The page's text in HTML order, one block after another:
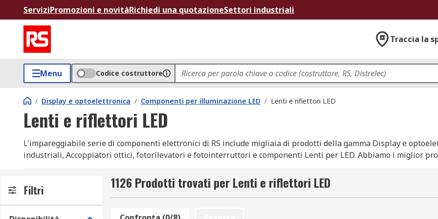
ServiziPromozioni e novitàRichiedi una quotazioneSettori industriali
Traccia la
Menu Codice costruttore
/ Display e optoelettronica / Componenti per illuminazione LED / Lenti e riflettori LED
Lenti e riflettori LED
L'impareggiabile serie di componenti elettronici di RS include migliaia di prodotti della gamma Display e
industriali, Accoppiatori ottici, fotorilevatori e fotointerruttori e componenti Lenti per LED. Abbiamo i miglior
il mondo. Tutti i prodotti vengono consegnati rispettando la qualità e l'assistenza cliente per i quali è nota RS. Il
Raffina la tua ricerca filtrando per Ledil, Lumileds Lighting o qualsiasi altro produttore di Lenti per LED, e avrai
documenti per fornire formazione tecnica su ogni prodotto Lenti per LED ed il suo uso, nonché dettagli e
Filtri 1126 Prodotti trovati per Lenti e riflettori LED